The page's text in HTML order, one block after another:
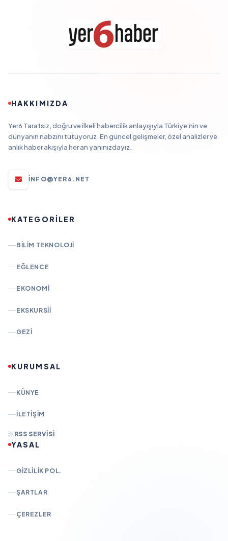
HAKKIMIZDA
Yer6 Tarafsız, doğru ve ilkeli habercilik anlayışıyla Türkiye'nin ve
dünyanın nabzını tutuyoruz. En güncel gelişmeler, özel analizler ve
anlık haber akışıyla her an yanınızdayız.
INFO@YER6.NET
KATEGORİLER
BILIM TEKNOLOJI
EĞLENCE
EKONOMI
EKSKURSII
GEZI
KURUMSAL
KÜNYE
İLETIŞIM
RSS SERVISI
YASAL
GIZLILIK POL.
ŞARTLAR
ÇEREZLER